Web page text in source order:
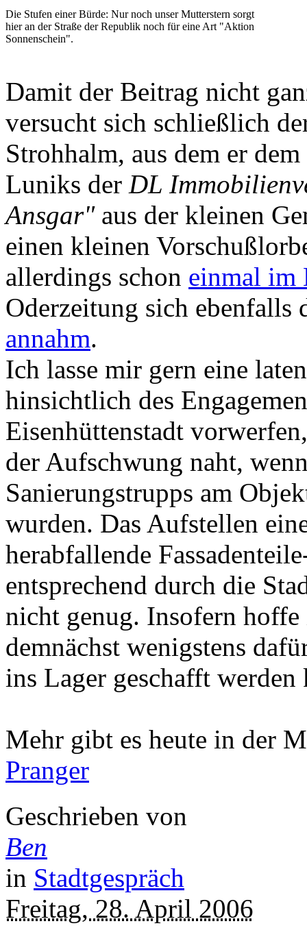
Die Stufen einer Bürde: Nur noch unser Mutterstern sorgt
hier an der Straße der Republik noch für eine Art "Aktion
Sonnenschein".
Damit der Beitrag nicht
versucht sich schließlich
Strohhalm, aus dem er
Luniks der DL
Ansgar" aus der kleinen
einen kleinen
allerdings schon einmal im
Oderzeitung sich ebenfalls
annahm.
Ich lasse mir gern eine
hinsichtlich des
Eisenhüttenstadt
der Aufschwung naht,
Sanierungstrupps am
wurden. Das Aufstellen
herabfallende
entsprechend durch die
nicht genug. Insofern
demnächst wenigstens
ins Lager geschafft werden
Mehr gibt es heute in der
Pranger
Geschrieben von
Ben
in Stadtgespräch
Freitag, 28. April 2006